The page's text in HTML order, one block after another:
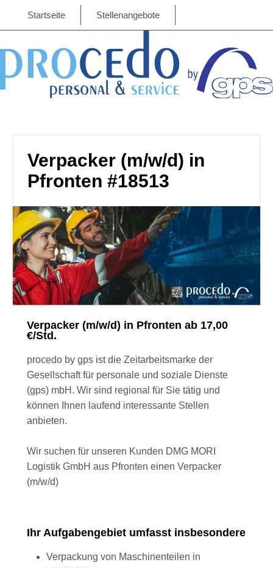
Startseite Stellenangebote
Verpacker (m/w/d) in
Pfronten #18513
Verpacker (m/w/d) in Pfronten ab 17,00
€/Std.
procedo by gps ist die Zeitarbeitsmarke der
Gesellschaft für personale und soziale Dienste
(gps) mbH. Wir sind regional für Sie tätig und
können Ihnen laufend interessante Stellen
anbieten.
Wir suchen für unseren Kunden DMG MORI
Logistik GmbH aus Pfronten einen Verpacker
(m/w/d)
Ihr Aufgabengebiet umfasst insbesondere
Verpackung von Maschinenteilen in